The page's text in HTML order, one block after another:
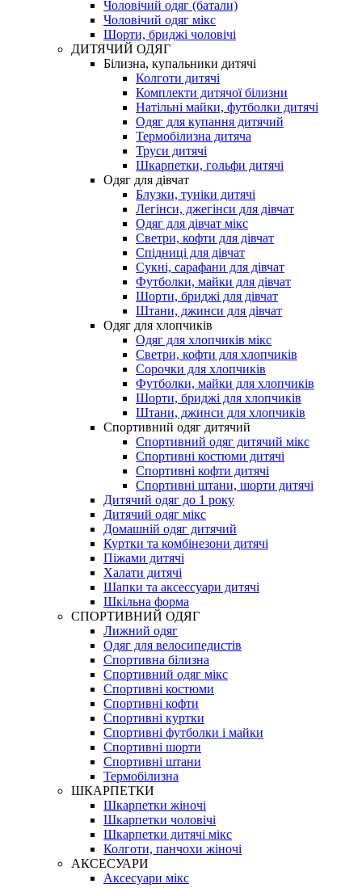
Чоловічий одяг (батали)
Чоловічий одяг мікс
Шорти, бриджі чоловічі
ДИТЯЧИЙ ОДЯГ
Білизна, купальники дитячі
Колготи дитячі
Комплекти дитячої білизни
Натільні майки, футболки дитячі
Одяг для купання дитячий
Термобілизна дитяча
Труси дитячі
Шкарпетки, гольфи дитячі
Одяг для дівчат
Блузки, туніки дитячі
Легінси, джегінси для дівчат
Одяг для дівчат мікс
Светри, кофти для дівчат
Спідниці для дівчат
Сукні, сарафани для дівчат
Футболки, майки для дівчат
Шорти, бриджі для дівчат
Штани, джинси для дівчат
Одяг для хлопчиків
Одяг для хлопчиків мікс
Светри, кофти для хлопчиків
Сорочки для хлопчиків
Футболки, майки для хлопчиків
Шорти, бриджі для хлопчиків
Штани, джинси для хлопчиків
Спортивний одяг дитячий
Спортивний одяг дитячий мікс
Спортивні костюми дитячі
Спортивні кофти дитячі
Спортивні штани, шорти дитячі
Дитячий одяг до 1 року
Дитячий одяг мікс
Домашній одяг дитячий
Куртки та комбінезони дитячі
Піжами дитячі
Халати дитячі
Шапки та аксессуари дитячі
Шкільна форма
СПОРТИВНИЙ ОДЯГ
Лижний одяг
Одяг для велосипедистів
Спортивна білизна
Спортивний одяг мікс
Спортивні костюми
Спортивні кофти
Спортивні куртки
Спортивні футболки і майки
Спортивні шорти
Спортивні штани
Термобілизна
ШКАРПЕТКИ
Шкарпетки жіночі
Шкарпетки чоловічі
Шкарпетки дитячі мікс
Колготи, панчохи жіночі
АКСЕСУАРИ
Аксесуари мікс